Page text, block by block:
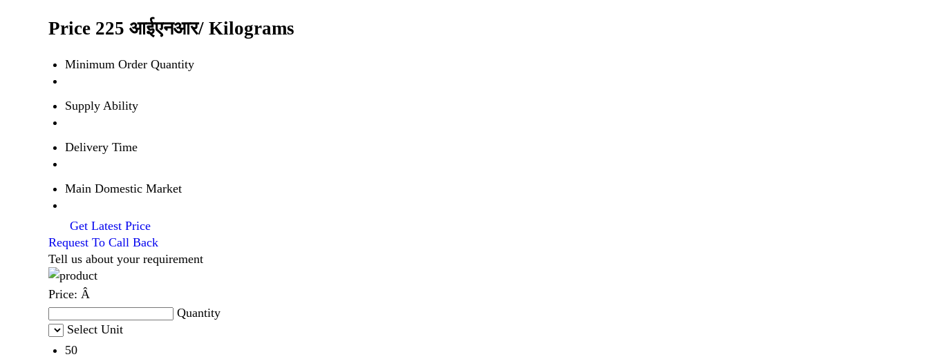
Price 225 आईएनआर/ Kilograms
Minimum Order Quantity
Supply Ability
Delivery Time
Main Domestic Market
Get Latest Price
Request To Call Back
Tell us about your requirement
Price: Â
Quantity
Select Unit
50